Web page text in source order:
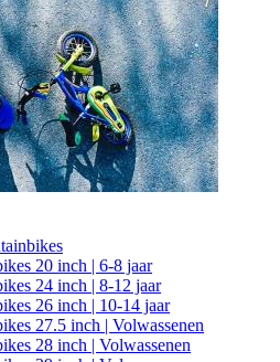
20 inch | 6-8 jaar
24 inch | 8-12 jaar
26 inch | 10-14 jaar
27.5 inch | Volwassenen
28 inch | Volwassenen